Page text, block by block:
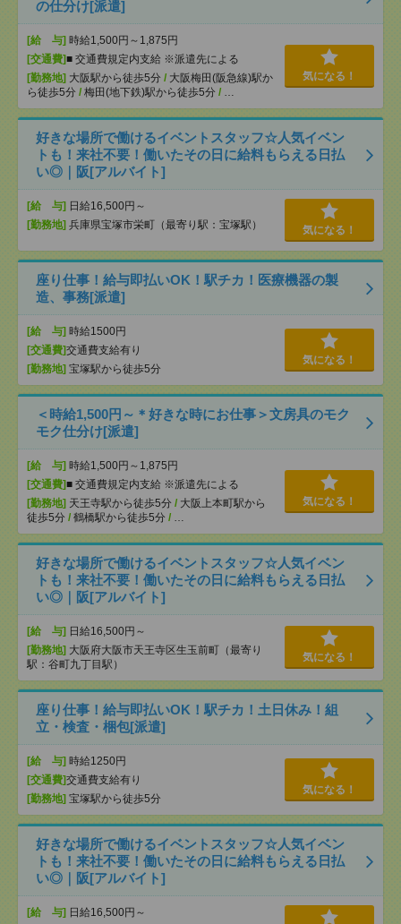
の仕分け[派遣]
[給 与] 時給1,500円～1,875円
[交通費]■ 交通費規定内支給 ※派遣先による
[勤務地] 大阪駅から徒歩5分 / 大阪梅田(阪急線)駅か
ら徒歩5分 / 梅田(地下鉄)駅から徒歩5分 / …
気になる！
好きな場所で働けるイベントスタッフ☆人気イベン
トも！来社不要！働いたその日に給料もらえる日払
い◎｜阪[アルバイト]
[給 与] 日給16,500円～
[勤務地] 兵庫県宝塚市栄町（最寄り駅：宝塚駅） 気になる！
座り仕事！給与即払いOK！駅チカ！医療機器の製
造、事務[派遣]
[給 与] 時給1500円
[交通費]交通費支給有り
[勤務地] 宝塚駅から徒歩5分
気になる！
＜時給1,500円～＊好きな時にお仕事＞文房具のモク
モク仕分け[派遣]
[給 与] 時給1,500円～1,875円
[交通費]■ 交通費規定内支給 ※派遣先による
[勤務地] 天王寺駅から徒歩5分 / 大阪上本町駅から
徒歩5分 / 鶴橋駅から徒歩5分 / …
気になる！
好きな場所で働けるイベントスタッフ☆人気イベン
トも！来社不要！働いたその日に給料もらえる日払
い◎｜阪[アルバイト]
[給 与] 日給16,500円～
[勤務地] 大阪府大阪市天王寺区生玉前町（最寄り
駅：谷町九丁目駅）
気になる！
座り仕事！給与即払いOK！駅チカ！土日休み！組
立・検査・梱包[派遣]
[給 与] 時給1250円
[交通費]交通費支給有り
[勤務地] 宝塚駅から徒歩5分
気になる！
好きな場所で働けるイベントスタッフ☆人気イベン
トも！来社不要！働いたその日に給料もらえる日払
い◎｜阪[アルバイト]
[給 与] 日給16,500円～